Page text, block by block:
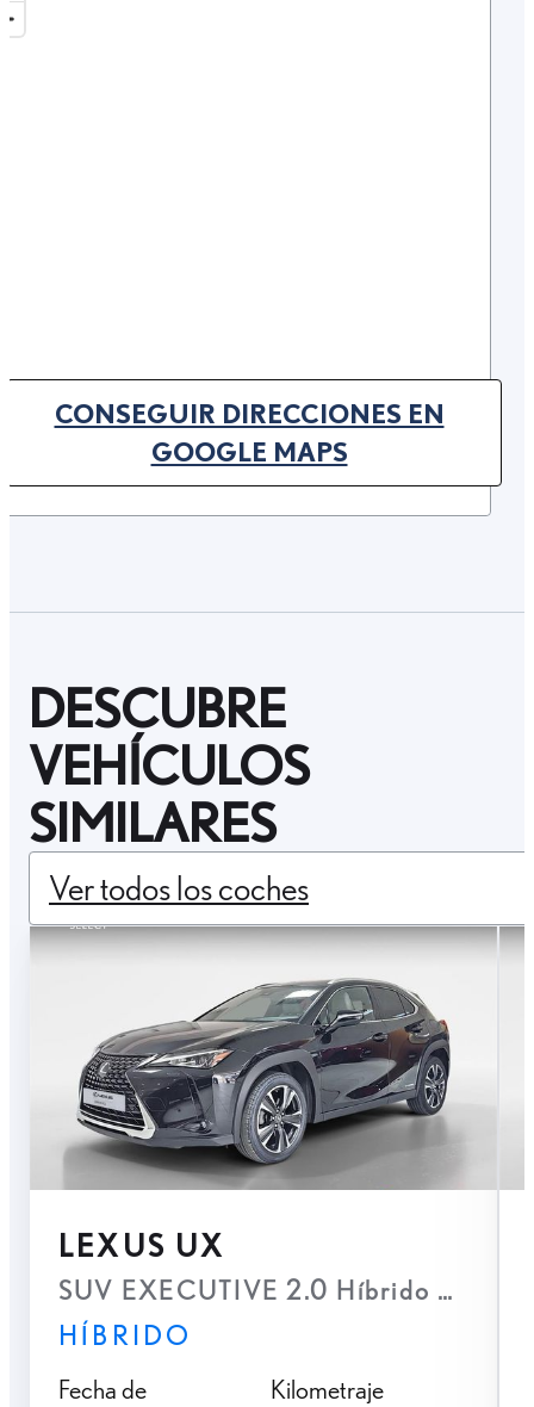
CONSEGUIR DIRECCIONES EN
GOOGLE MAPS(OPENS IN NEW TAB)
DESCUBRE
VEHÍCULOS
SIMILARES
Ver todos los coches
LEXUS UX
SUV EXECUTIVE 2.0 Híbrido
HÍBRIDO
Fecha de
Kilometraje